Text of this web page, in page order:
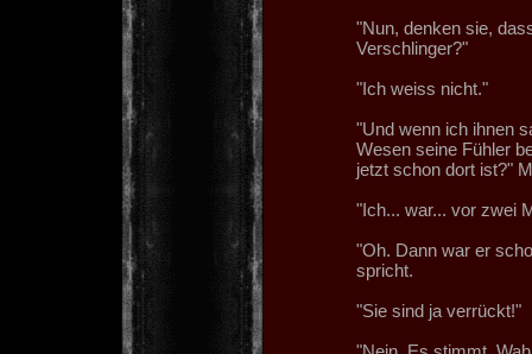
"Nun, denken sie,
Verschlinger?"
"Ich weiss nicht."
"Und wenn ich ihnen
Wesen seine Fühler
jetzt schon dort ist?"
"Ich... war... vor zwei
"Oh. Dann war er
spricht.
"Sie sind ja verrückt!"